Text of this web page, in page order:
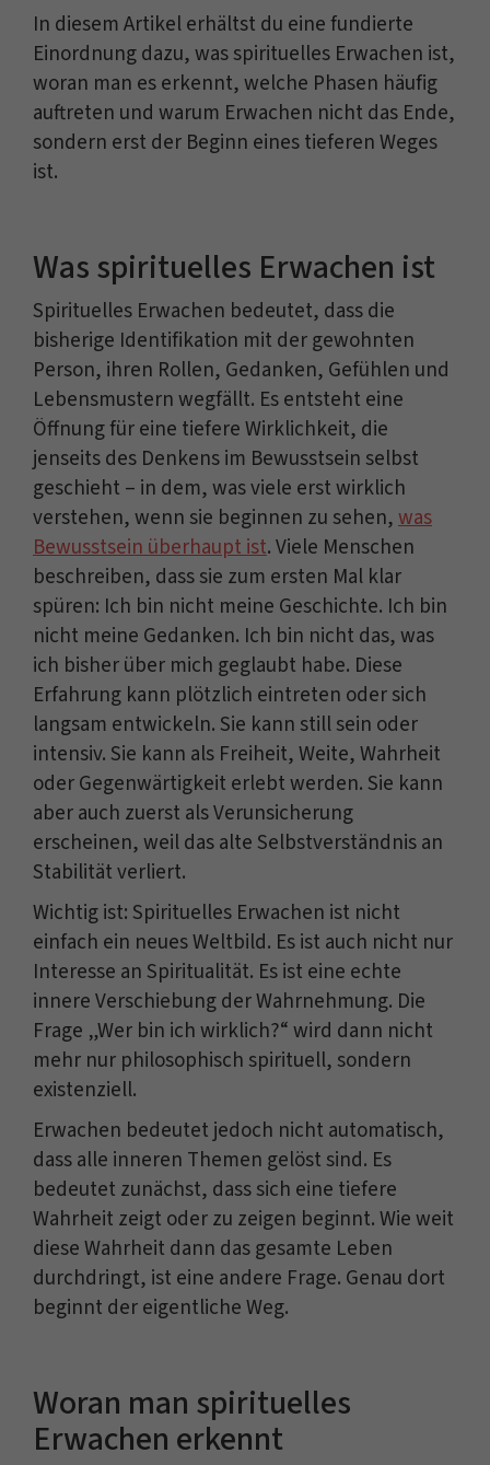
In diesem Artikel erhältst du eine fundierte
Einordnung dazu, was spirituelles Erwachen ist,
woran man es erkennt, welche Phasen häufig
auftreten und warum Erwachen nicht das Ende,
sondern erst der Beginn eines tieferen Weges
ist.
Was spirituelles Erwachen ist
Spirituelles Erwachen bedeutet, dass die
bisherige Identifikation mit der gewohnten
Person, ihren Rollen, Gedanken, Gefühlen und
Lebensmustern wegfällt. Es entsteht eine
Öffnung für eine tiefere Wirklichkeit, die
jenseits des Denkens im Bewusstsein selbst
geschieht – in dem, was viele erst wirklich
verstehen, wenn sie beginnen zu sehen,was
Bewusstsein überhaupt ist. Viele Menschen
beschreiben, dass sie zum ersten Mal klar
spüren: Ich bin nicht meine Geschichte. Ich bin
nicht meine Gedanken. Ich bin nicht das, was
ich bisher über mich geglaubt habe. Diese
Erfahrung kann plötzlich eintreten oder sich
langsam entwickeln. Sie kann still sein oder
intensiv. Sie kann als Freiheit, Weite, Wahrheit
oder Gegenwärtigkeit erlebt werden. Sie kann
aber auch zuerst als Verunsicherung
erscheinen, weil das alte Selbstverständnis an
Stabilität verliert.
Wichtig ist: Spirituelles Erwachen ist nicht
einfach ein neues Weltbild. Es ist auch nicht nur
Interesse an Spiritualität. Es ist eine echte
innere Verschiebung der Wahrnehmung. Die
Frage „Wer bin ich wirklich?“ wird dann nicht
mehr nur philosophisch spirituell, sondern
existenziell.
Erwachen bedeutet jedoch nicht automatisch,
dass alle inneren Themen gelöst sind. Es
bedeutet zunächst, dass sich eine tiefere
Wahrheit zeigt oder zu zeigen beginnt. Wie weit
diese Wahrheit dann das gesamte Leben
durchdringt, ist eine andere Frage. Genau dort
beginnt der eigentliche Weg.
Woran man spirituelles
Erwachen erkennt